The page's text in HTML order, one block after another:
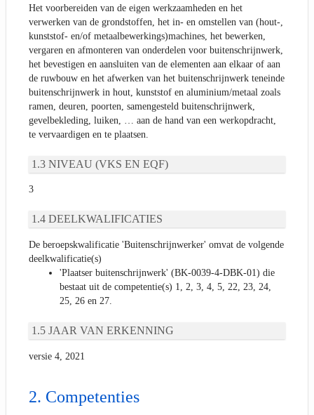
Het voorbereiden van de eigen werkzaamheden en het
verwerken van de grondstoffen, het in- en omstellen van (hout-,
kunststof- en/of metaalbewerkings)machines, het bewerken,
vergaren en afmonteren van onderdelen voor buitenschrijnwerk,
het bevestigen en aansluiten van de elementen aan elkaar of aan
de ruwbouw en het afwerken van het buitenschrijnwerk teneinde
buitenschrijnwerk in hout, kunststof en aluminium/metaal zoals
ramen, deuren, poorten, samengesteld buitenschrijnwerk,
gevelbekleding, luiken, … aan de hand van een werkopdracht,
te vervaardigen en te plaatsen.
NIVEAU (VKS EN EQF)
3
DEELKWALIFICATIES
De beroepskwalificatie 'Buitenschrijnwerker' omvat de volgende
deelkwalificatie(s)
'Plaatser buitenschrijnwerk' (BK-0039-4-DBK-01) die
bestaat uit de competentie(s) 1, 2, 3, 4, 5, 22, 23, 24,
25, 26 en 27.
JAAR VAN ERKENNING
versie 4, 2021
Competenties